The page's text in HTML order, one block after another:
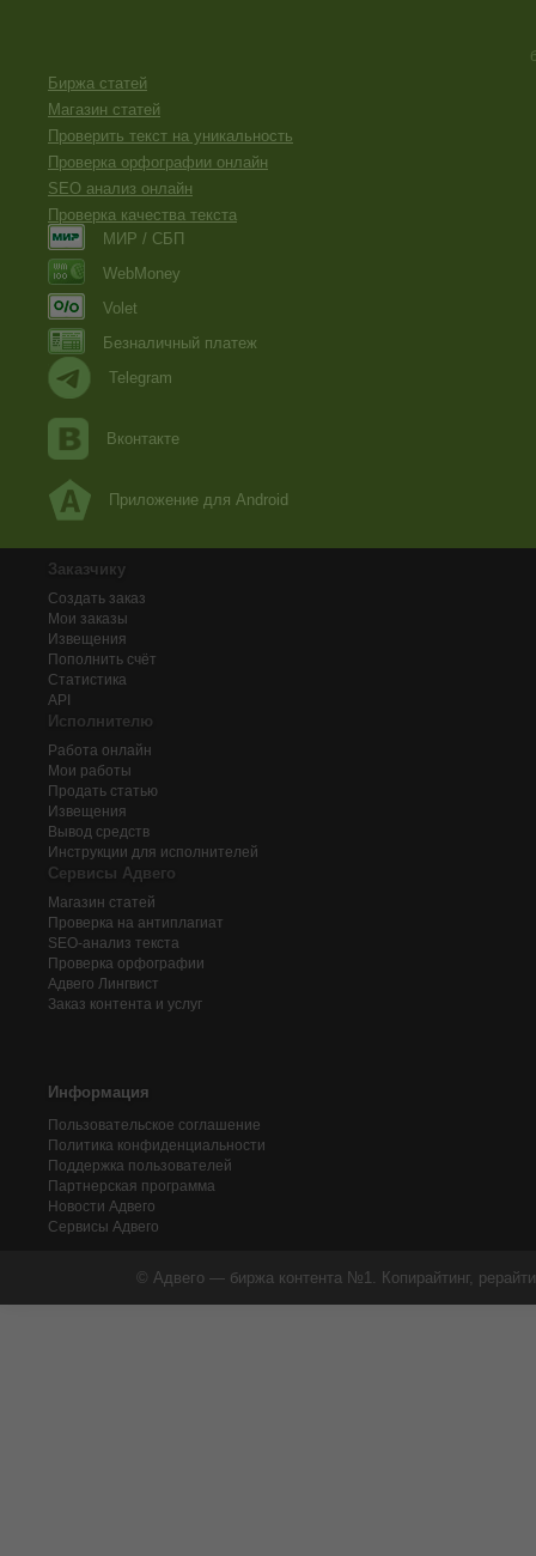
Биржа статей
Магазин статей
Проверить текст на уникальность
Проверка орфографии онлайн
SEO анализ онлайн
Проверка качества текста
МИР / СБП
WebMoney
Volet
Безналичный платеж
Telegram
Вконтакте
Приложение для Android
Заказчику
Создать заказ
Мои заказы
Извещения
Пополнить счёт
Статистика
API
Исполнителю
Работа онлайн
Мои работы
Продать статью
Извещения
Вывод средств
Инструкции для исполнителей
Сервисы Адвего
Магазин статей
Проверка на антиплагиат
SEO-анализ текста
Проверка орфографии
Адвего Лингвист
Заказ контента и услуг
Информация
Пользовательское соглашение
Политика конфиденциальности
Поддержка пользователей
Партнерская программа
Новости Адвего
Сервисы Адвего
© Адвего — биржа контента №1. Копирайтинг,